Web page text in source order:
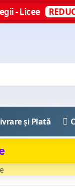
- Licee
și Plată